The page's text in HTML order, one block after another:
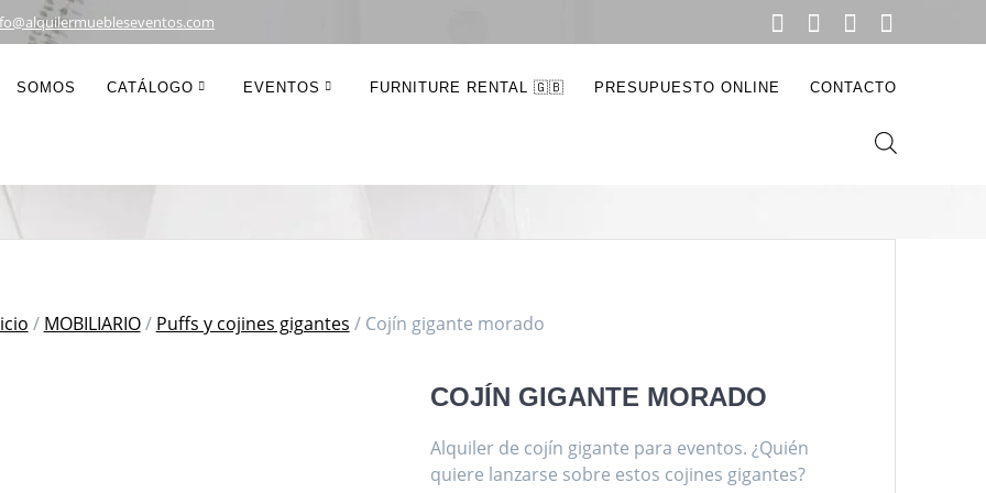
SOMOS CATÁLOGO EVENTOS FURNITURE RENTAL 🇬🇧 PRESUPUESTO ONLINE CONTACTO
gigante morado
/ MOBILIARIO/ Puffs y cojines gigantes / Cojín gigante morado
COJÍN GIGANTE MORADO
Alquiler de cojín gigante para eventos. ¿Quién
quiere lanzarse sobre estos cojines gigantes?